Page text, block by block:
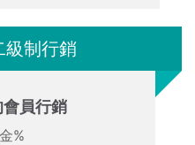
級制行銷
會員行銷
%